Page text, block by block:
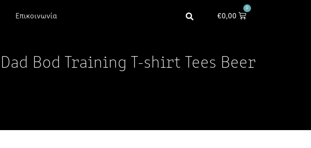
Επικοινωνία €0,00
0
Dad Bod Training T-shirt Tees Beer